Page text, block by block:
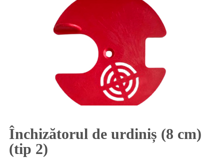
Închizătorul de urdiniș (8 cm)
(tip 2)